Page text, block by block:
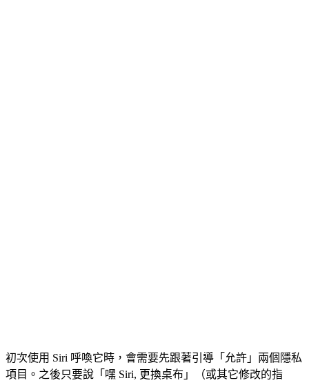
初次使用 Siri 呼喚它時，會需要先跟著引導「允許」兩個隱私
項目。之後只要說「嘿 Siri, 更換桌布」（或其它修改的指